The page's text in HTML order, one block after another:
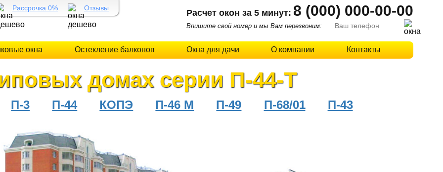
Рассрочка 0% Отзывы Расчет окон за 5 минут: 8 (000) 000-00-00
Впишите свой номер и мы Вам перезвоним:
окна Остекление балконов Окна для дачи О компании Контакты
домах серии П-44-Т
П-3 П-44 КОПЭ П-46 М П-49 П-68/01 П-43